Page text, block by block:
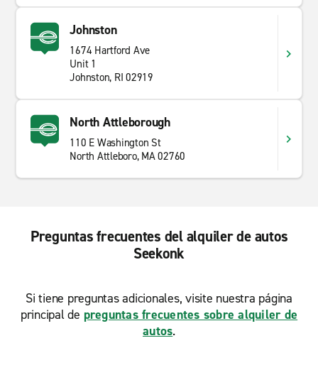
Johnston
1674 Hartford Ave
Unit 1
Johnston, RI 02919
North Attleborough
110 E Washington St
North Attleboro, MA 02760
Preguntas frecuentes del alquiler de autos
Seekonk
Si tiene preguntas adicionales, visite nuestra página
principal de preguntas frecuentes sobre alquiler de
autos.